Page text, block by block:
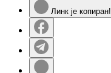
Линк је копиран!